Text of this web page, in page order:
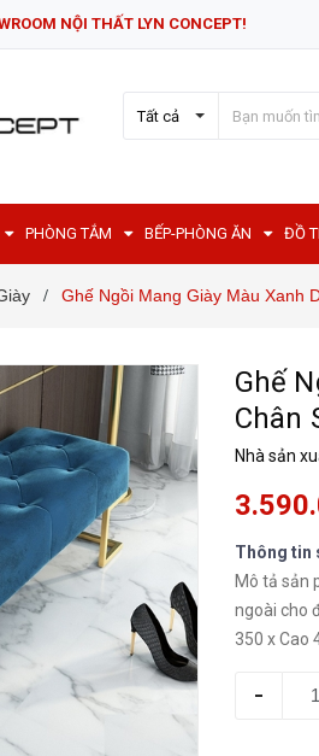
NỘI THẤT LYN CONCEPT!
Tất cả
PHÒNG TẮM BẾP-PHÒNG ĂN ĐỒ
/ Ghế Ngồi Mang Giày Màu Xanh
Ghế
Chân
Nhà sản
Thông tin
Mô tả sản phẩm : Chất liệu: Sắt sơn tĩnh điện
ngoài cho
350 x Cao
-